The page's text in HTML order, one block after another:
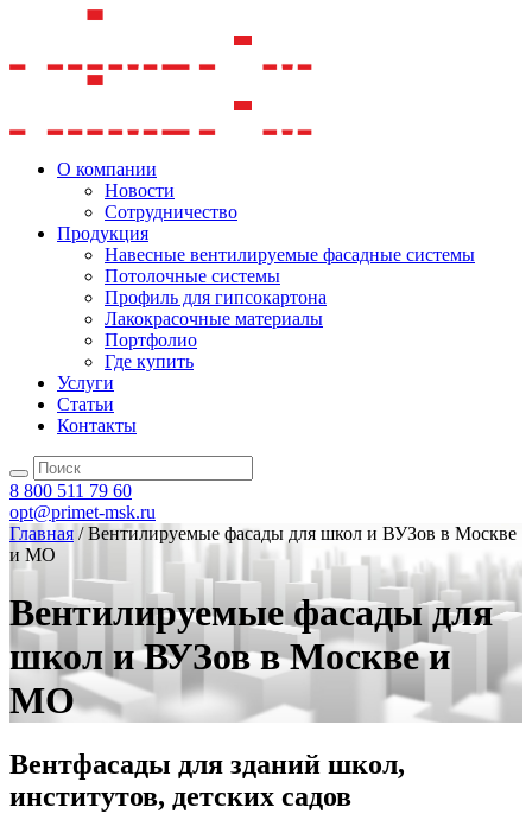
О компании
Новости
Сотрудничество
Продукция
Навесные вентилируемые фасадные системы
Потолочные системы
Профиль для гипсокартона
Лакокрасочные материалы
Портфолио
Где купить
Услуги
Статьи
Контакты
8 800 511 79 60
opt@primet-msk.ru
Главная /Вентилируемые фасады для школ и ВУЗов в Москве
и МО
Вентилируемые фасады для
школ и ВУЗов в Москве и
МО
Вентфасады для зданий школ,
институтов, детских садов